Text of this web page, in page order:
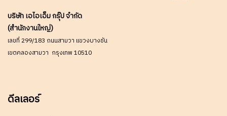
บริษัท เอไอเอ็ม กรุ๊ป จำกัด
(สำนักงานใหญ่)
เลขที่ 299/183 ถนนสามวา แขวงบางชัน
เขตคลองสามวา กรุงเทพ 10510
ดีลเลอร์